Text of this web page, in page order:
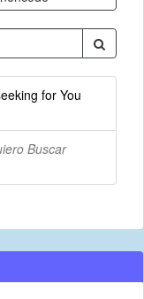
for You
Buscar